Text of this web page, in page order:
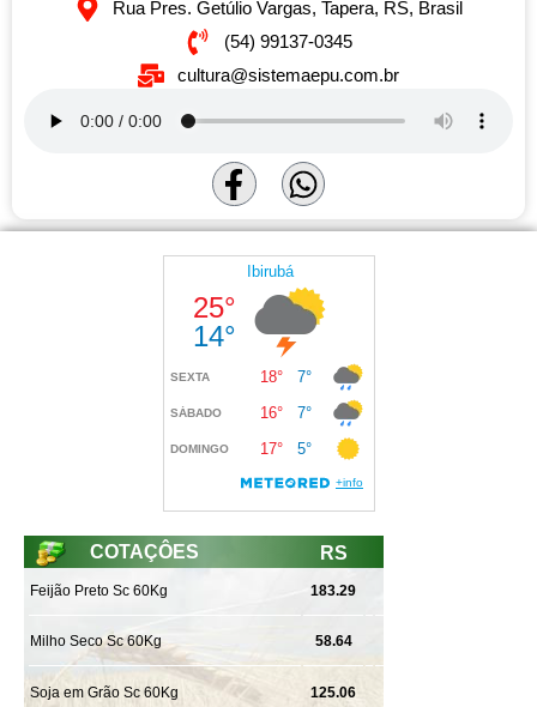
Rua Pres. Getúlio Vargas, Tapera, RS, Brasil
(54) 99137-0345
cultura@sistemaepu.com.br